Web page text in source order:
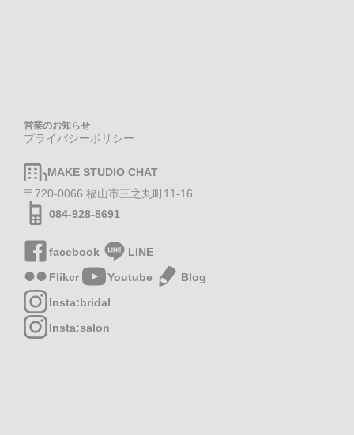
営業のお知らせ
プライバシーポリシー
MAKE STUDIO CHAT
〒720-0066 福山市三之丸町11-16
084-928-8691
facebook
LINE
Flikcr
Youtube
Blog
Insta:bridal
Insta:salon